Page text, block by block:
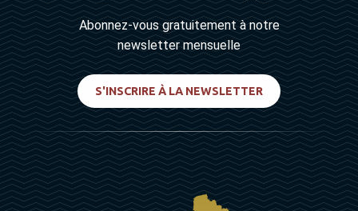
Abonnez-vous gratuitement à notre
newsletter mensuelle
S'INSCRIRE À LA NEWSLETTER